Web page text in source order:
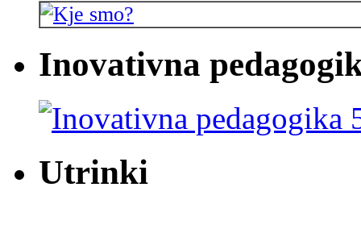
Inovativna
Utrinki